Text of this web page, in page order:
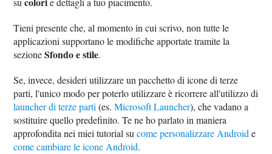
Tieni presente che, al momento in cui scrivo, non tutte le
applicazioni supportano le modifiche apportate tramite la
sezioneSfondo e stile.
Se, invece, desideri utilizzare un pacchetto di icone di terze
parti, l'unico modo per poterlo utilizzare è ricorrere all'utilizzo di
launcher di terze parti(es.Microsoft Launcher), che vadano a
sostituire quello predefinito. Te ne ho parlato in maniera
approfondita nei miei tutorial sucome personalizzare Androide
come cambiare le icone Android.